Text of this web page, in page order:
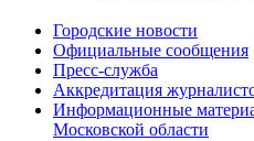
Городские новости
Официальные сообщения
Пресс-служба
Аккредитация
Информационные
Московской области